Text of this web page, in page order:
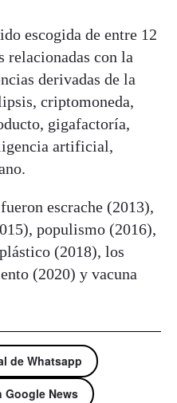
escogida de entre 12
relacionadas con la
derivadas de la
criptomoneda,
gigafactoría,
artificial,
escrache (2013),
populismo (2016),
(2018), los
(2020) y vacuna
de Whatsapp
Google News